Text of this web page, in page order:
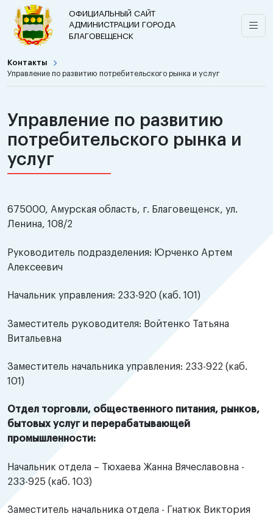
ОФИЦИАЛЬНЫЙ САЙТ
АДМИНИСТРАЦИИ ГОРОДА
БЛАГОВЕЩЕНСК
Контакты
Управление по развитию потребительского рынка и услуг
Управление по развитию
потребительского рынка и
услуг
675000, Амурская область, г. Благовещенск, ул.
Ленина, 108/2
Руководитель подразделения: Юрченко Артем
Алексеевич
Начальник управления: 233-920 (каб. 101)
Заместитель руководителя: Войтенко Татьяна
Витальевна
Заместитель начальника управления: 233-922 (каб.
101)
Отдел торговли, общественного питания, рынков,
бытовых услуг и перерабатывающей
промышленности:
Начальник отдела – Тюхаева Жанна Вячеславовна -
233-925 (каб. 103)
Заместитель начальника отдела - Гнатюк Виктория